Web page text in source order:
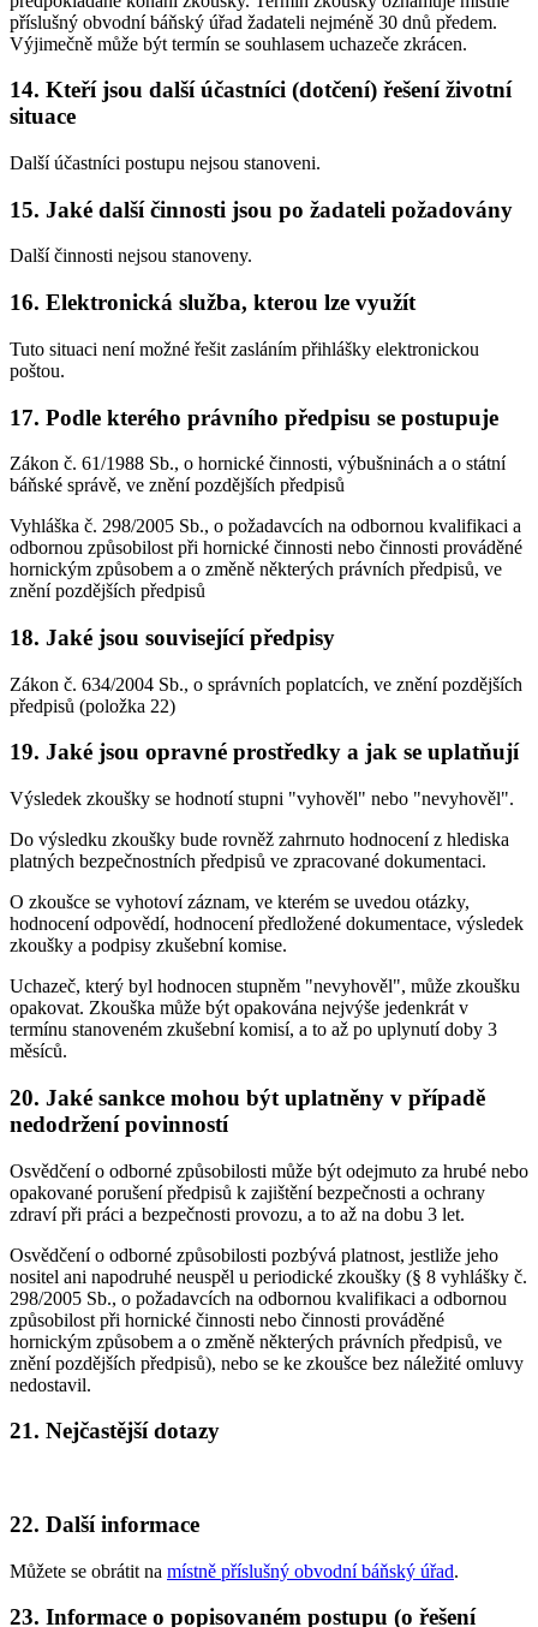
příslušný obvodní báňský úřad žadateli nejméně 30 dnů předem.
Výjimečně může být termín se souhlasem uchazeče zkrácen.
14. Kteří jsou další účastníci (dotčení) řešení životní
situace
Další účastníci postupu nejsou stanoveni.
15. Jaké další činnosti jsou po žadateli požadovány
Další činnosti nejsou stanoveny.
16. Elektronická služba, kterou lze využít
Tuto situaci není možné řešit zasláním přihlášky elektronickou
poštou.
17. Podle kterého právního předpisu se postupuje
Zákon č. 61/1988 Sb., o hornické činnosti, výbušninách a o státní
báňské správě, ve znění pozdějších předpisů
Vyhláška č. 298/2005 Sb., o požadavcích na odbornou kvalifikaci a
odbornou způsobilost při hornické činnosti nebo činnosti prováděné
hornickým způsobem a o změně některých právních předpisů, ve
znění pozdějších předpisů
18. Jaké jsou související předpisy
Zákon č. 634/2004 Sb., o správních poplatcích, ve znění pozdějších
předpisů (položka 22)
19. Jaké jsou opravné prostředky a jak se uplatňují
Výsledek zkoušky se hodnotí stupni "vyhověl" nebo "nevyhověl".
Do výsledku zkoušky bude rovněž zahrnuto hodnocení z hlediska
platných bezpečnostních předpisů ve zpracované dokumentaci.
O zkoušce se vyhotoví záznam, ve kterém se uvedou otázky,
hodnocení odpovědí, hodnocení předložené dokumentace, výsledek
zkoušky a podpisy zkušební komise.
Uchazeč, který byl hodnocen stupněm "nevyhověl", může zkoušku
opakovat. Zkouška může být opakována nejvýše jedenkrát v
termínu stanoveném zkušební komisí, a to až po uplynutí doby 3
měsíců.
20. Jaké sankce mohou být uplatněny v případě
nedodržení povinností
Osvědčení o odborné způsobilosti může být odejmuto za hrubé nebo
opakované porušení předpisů k zajištění bezpečnosti a ochrany
zdraví při práci a bezpečnosti provozu, a to až na dobu 3 let.
Osvědčení o odborné způsobilosti pozbývá platnost, jestliže jeho
nositel ani napodruhé neuspěl u periodické zkoušky (§ 8 vyhlášky č.
298/2005 Sb., o požadavcích na odbornou kvalifikaci a odbornou
způsobilost při hornické činnosti nebo činnosti prováděné
hornickým způsobem a o změně některých právních předpisů, ve
znění pozdějších předpisů), nebo se ke zkoušce bez náležité omluvy
nedostavil.
21. Nejčastější dotazy
22. Další informace
Můžete se obrátit na místně příslušný obvodní báňský úřad.
23. Informace o popisovaném postupu (o řešení